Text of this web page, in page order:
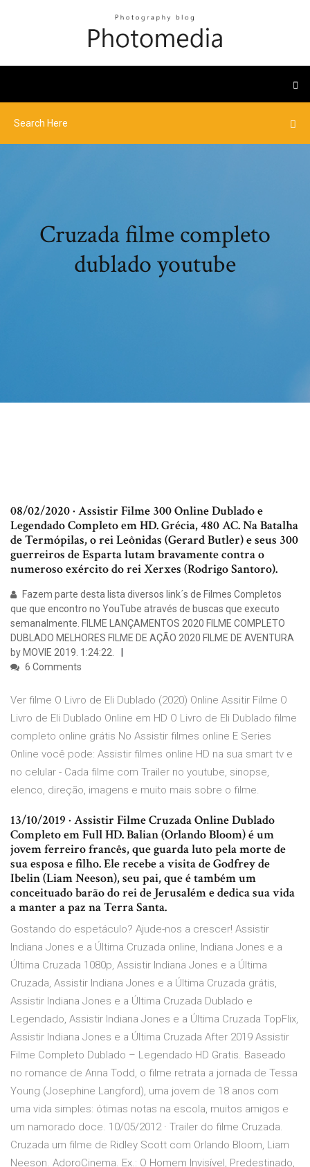
Cruzada filme completo
dublado youtube
08/02/2020 · Assistir Filme 300 Online Dublado e
Legendado Completo em HD. Grécia, 480 AC. Na Batalha
de Termópilas, o rei Leônidas (Gerard Butler) e seus 300
guerreiros de Esparta lutam bravamente contra o
numeroso exército do rei Xerxes (Rodrigo Santoro).
Fazem parte desta lista diversos link´s de Filmes Completos
que que encontro no YouTube através de buscas que executo
semanalmente. FILME LANÇAMENTOS 2020 FILME COMPLETO
DUBLADO MELHORES FILME DE AÇÃO 2020 FILME DE AVENTURA
by MOVIE 2019. 1:24:22.
6 Comments
Ver filme O Livro de Eli Dublado (2020) Online Assitir Filme O
Livro de Eli Dublado Online em HD O Livro de Eli Dublado filme
completo online grátis No Assistir filmes online E Series
Online você pode: Assistir filmes online HD na sua smart tv e
no celular - Cada filme com Trailer no youtube, sinopse,
elenco, direção, imagens e muito mais sobre o filme.
13/10/2019 · Assistir Filme Cruzada Online Dublado
Completo em Full HD. Balian (Orlando Bloom) é um
jovem ferreiro francês, que guarda luto pela morte de
sua esposa e filho. Ele recebe a visita de Godfrey de
Ibelin (Liam Neeson), seu pai, que é também um
conceituado barão do rei de Jerusalém e dedica sua vida
a manter a paz na Terra Santa.
Gostando do espetáculo? Ajude-nos a crescer! Assistir
Indiana Jones e a Última Cruzada online, Indiana Jones e a
Última Cruzada 1080p, Assistir Indiana Jones e a Última
Cruzada, Assistir Indiana Jones e a Última Cruzada grátis,
Assistir Indiana Jones e a Última Cruzada Dublado e
Legendado, Assistir Indiana Jones e a Última Cruzada TopFlix,
Assistir Indiana Jones e a Última Cruzada After 2019 Assistir
Filme Completo Dublado – Legendado HD Gratis. Baseado
no romance de Anna Todd, o filme retrata a jornada de Tessa
Young (Josephine Langford), uma jovem de 18 anos com
uma vida simples: ótimas notas na escola, muitos amigos e
um namorado doce. 10/05/2012 · Trailer do filme Cruzada.
Cruzada um filme de Ridley Scott com Orlando Bloom, Liam
Neeson. AdoroCinema. Ex.: O Homem Invisível, Predestinado,